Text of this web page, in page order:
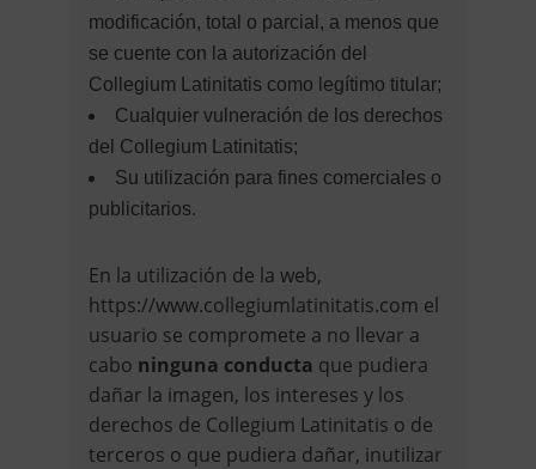
modificación, total o parcial, a menos que
se cuente con la autorización del
Collegium Latinitatis como legítimo titular;
Cualquier vulneración de los derechos
del Collegium Latinitatis;
Su utilización para fines comerciales o
publicitarios.
En la utilización de la web,
https://www.collegiumlatinitatis.com el
usuario se compromete a no llevar a
cabo ninguna conducta que pudiera
dañar la imagen, los intereses y los
derechos de Collegium Latinitatis o de
terceros o que pudiera dañar, inutilizar